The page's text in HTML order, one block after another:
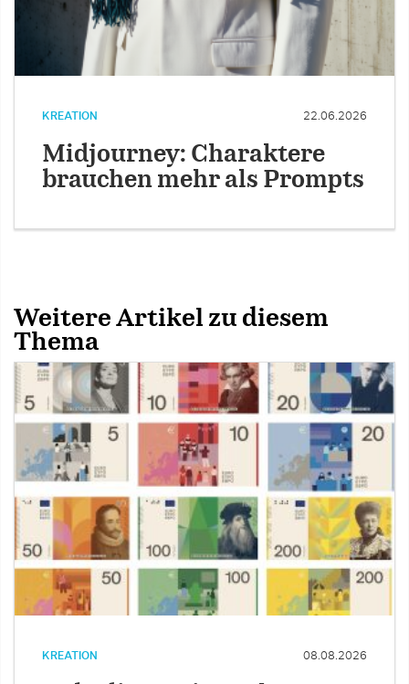
KREATION 22.06.2026
Midjourney: Charaktere
brauchen mehr als Prompts
Weitere Artikel zu diesem
Thema
KREATION 08.08.2026